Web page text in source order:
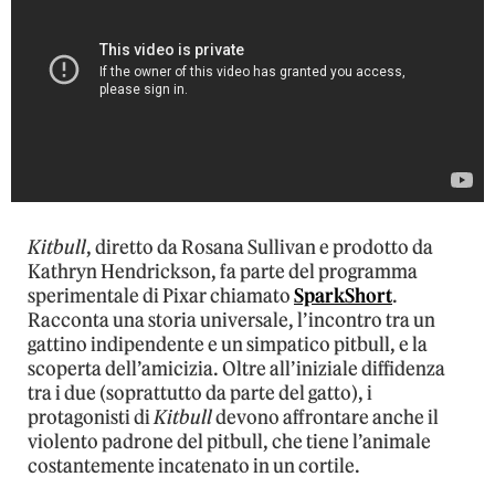
Kitbull, diretto da Rosana Sullivan e prodotto da
Kathryn Hendrickson, fa parte del programma
sperimentale di Pixar chiamatoSparkShort.
Racconta una storia universale, l’incontro tra un
gattino indipendente e un simpatico pitbull, e la
scoperta dell’amicizia. Oltre all’iniziale diffidenza
tra i due (soprattutto da parte del gatto), i
protagonisti diKitbulldevono affrontare anche il
violento padrone del pitbull, che tiene l’animale
costantemente incatenato in un cortile.